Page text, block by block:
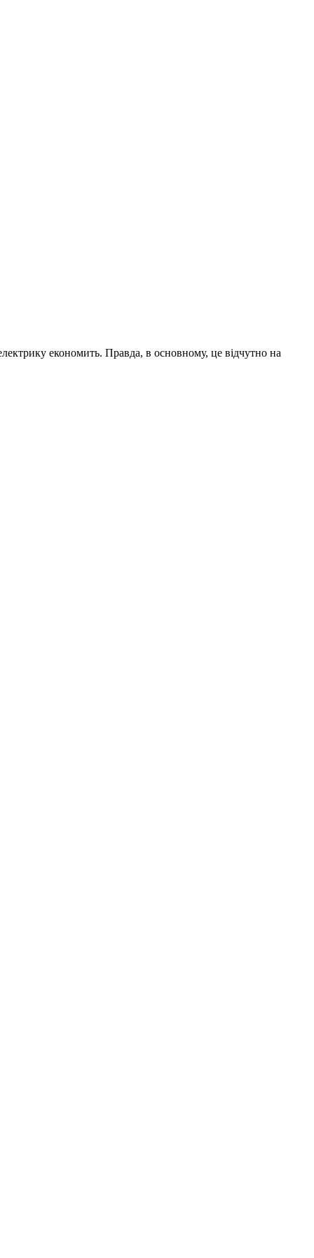
економить. Правда, в основному, це відчутно на